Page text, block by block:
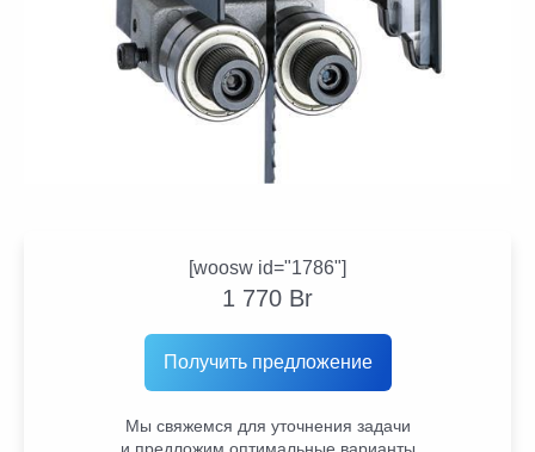
[woosw id="1786"]
1 770 Br
Получить предложение
Мы свяжемся для уточнения задачи